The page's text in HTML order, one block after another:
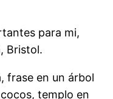
para mi,
Bristol.
frase en un árbol
templo en